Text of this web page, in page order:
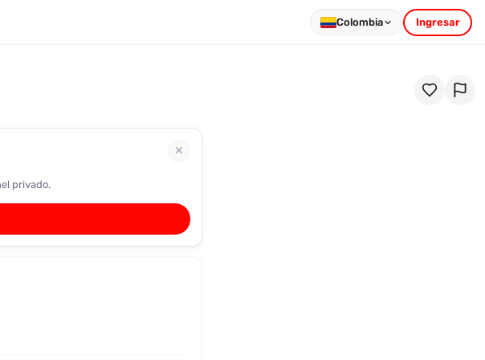
Colombia Ingresar
✕
privado.